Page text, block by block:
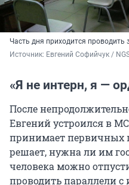
Часть дня приходится
Источник: Евгений Софийчук /
«Я не интерн, я —
После
Евгений устроился в
принимает первичных
решает, нужна ли им
человека можно
проводить параллели